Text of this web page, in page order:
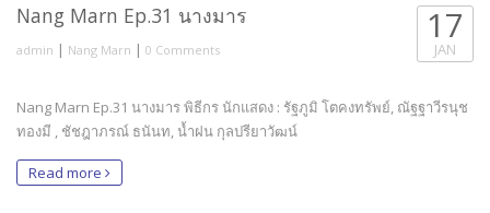
Nang Marn Ep.31 นางมาร
admin | Nang Marn | 0 Comments
17
JAN
Nang Marn Ep.31 นางมาร พิธีกร นักแสดง : รัฐภูมิ โตคงทรัพย์, ณัฐฐาวีรนุช
ทองมี , ชัชฎาภรณ์ ธนันท, น้ำฝน กุลปรียาวัฒน์
Read more